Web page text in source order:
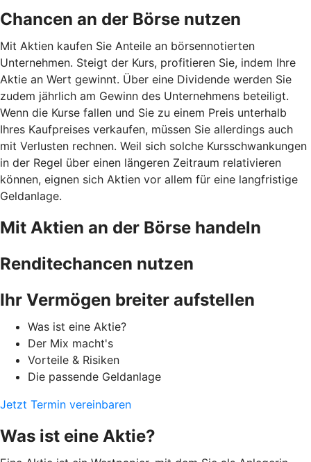
Chancen an der Börse nutzen
Mit Aktien kaufen Sie Anteile an börsennotierten
Unternehmen. Steigt der Kurs, profitieren Sie, indem Ihre
Aktie an Wert gewinnt. Über eine Dividende werden Sie
zudem jährlich am Gewinn des Unternehmens beteiligt.
Wenn die Kurse fallen und Sie zu einem Preis unterhalb
Ihres Kaufpreises verkaufen, müssen Sie allerdings auch
mit Verlusten rechnen. Weil sich solche Kursschwankungen
in der Regel über einen längeren Zeitraum relativieren
können, eignen sich Aktien vor allem für eine langfristige
Geldanlage.
Mit Aktien an der Börse handeln
Renditechancen nutzen
Ihr Vermögen breiter aufstellen
Was ist eine Aktie?
Der Mix macht's
Vorteile & Risiken
Die passende Geldanlage
Jetzt Termin vereinbaren
Was ist eine Aktie?